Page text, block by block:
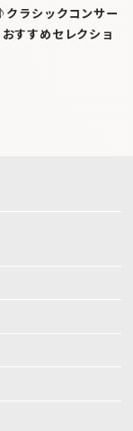
ラシックコンサー
すすめセレクショ